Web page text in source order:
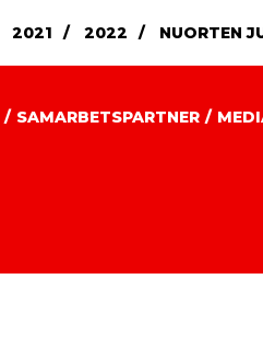
2021 2022 NUORTEN
SAMARBETSPARTNER